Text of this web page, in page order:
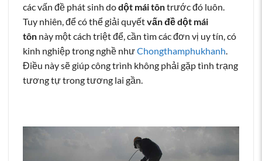
các vấn đề phát sinh dodột mái tôntrước đó luôn.
Tuy nhiên, để có thể giải quyếtvấn đề dột mái
tôn này một cách triệt để, cần tìm các đơn vị uy tín, có
kinh nghiệp trong nghề nhưChongthamphukhanh.
Điều này sẽ giúp công trình không phải gặp tình trạng
tương tự trong tương lai gần.